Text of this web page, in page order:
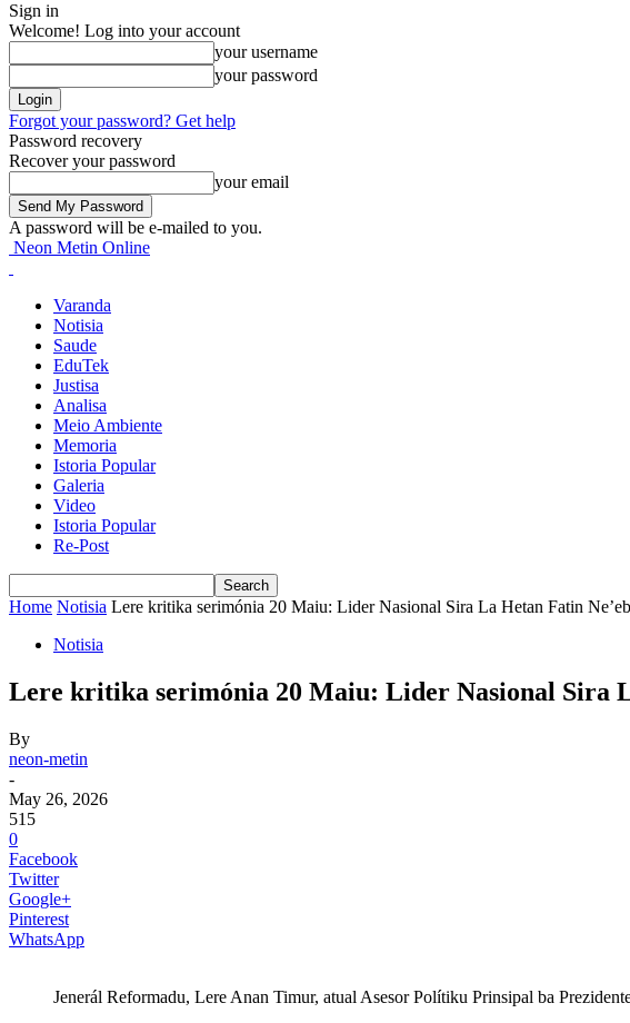
Sign in
Welcome! Log into your account
your username
your password
Forgot your password? Get help
Password recovery
Recover your password
your email
A password will be e-mailed to you.
Neon Metin Online
Varanda
Notisia
Saude
EduTek
Justisa
Analisa
Meio Ambiente
Memoria
Istoria Popular
Galeria
Video
Istoria Popular
Re-Post
Home Notisia Lere kritika serimónia 20 Maiu: Lider Nasional Sira La Hetan Fatin
Notisia
Lere kritika serimónia 20 Maiu: Lider Nasional Sira
By
neon-metin
-
May 26, 2026
515
0
Facebook
Twitter
Google+
Pinterest
WhatsApp
Jenerál Reformadu, Lere Anan Timur, atual Asesor Polítiku Prinsipal ba